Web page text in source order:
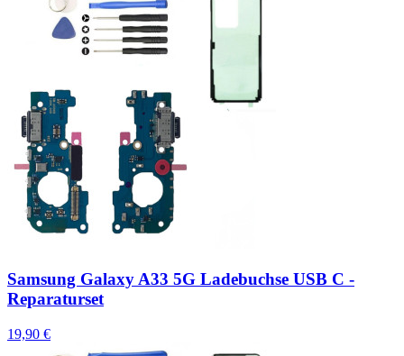
Samsung Galaxy A33 5G Ladebuchse USB C -
Reparaturset
19,90 €